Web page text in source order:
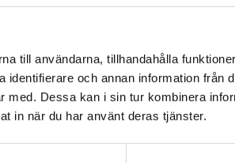
till användarna, tillhandahålla
och annan information från
Dessa kan i sin tur kombinera
in när du har använt deras tjänster.
with single, dual lite, dual